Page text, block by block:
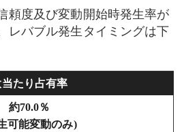
頼度及び変動開始時発生率が
レバブル発生タイミングは下
当たり占有率
約70.0％
可能変動のみ)